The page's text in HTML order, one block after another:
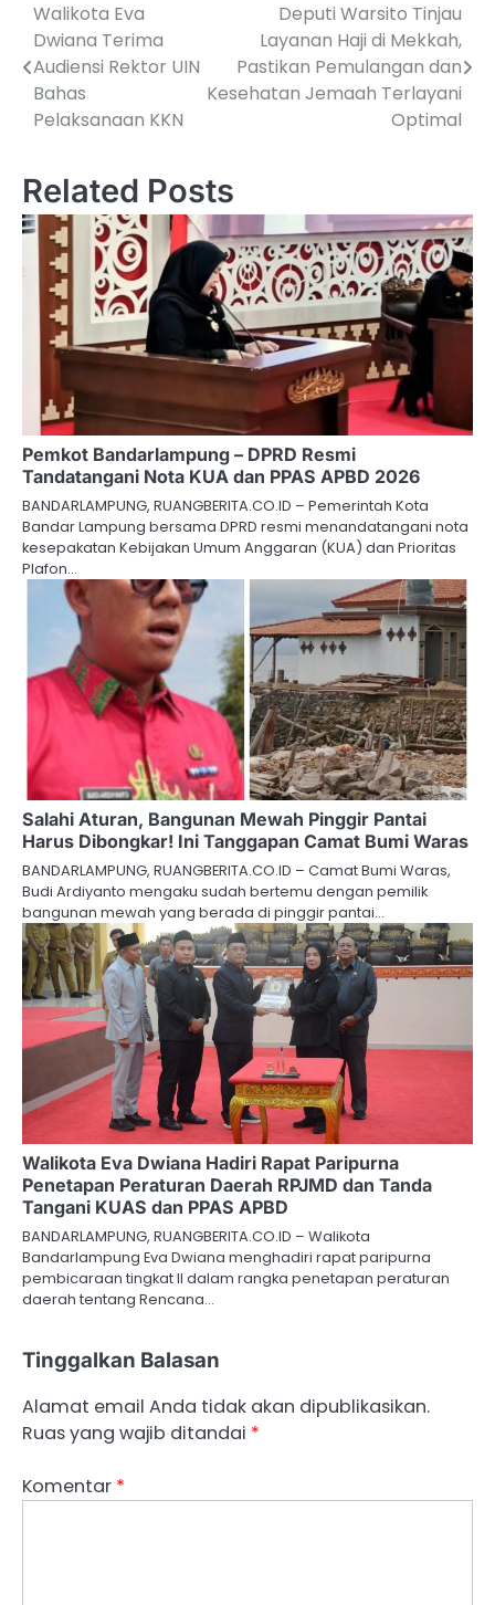
Navigasi
pos
Walikota Eva
Dwiana Terima
Audiensi Rektor UIN
Bahas
Pelaksanaan KKN
Deputi Warsito Tinjau
Layanan Haji di Mekkah,
Pastikan Pemulangan dan
Kesehatan Jemaah Terlayani
Optimal
Related Posts
Pemkot Bandarlampung – DPRD Resmi
Tandatangani Nota KUA dan PPAS APBD 2026
BANDARLAMPUNG, RUANGBERITA.CO.ID – Pemerintah Kota
Bandar Lampung bersama DPRD resmi menandatangani nota
kesepakatan Kebijakan Umum Anggaran (KUA) dan Prioritas
Plafon…
Salahi Aturan, Bangunan Mewah Pinggir Pantai
Harus Dibongkar! Ini Tanggapan Camat Bumi Waras
BANDARLAMPUNG, RUANGBERITA.CO.ID – Camat Bumi Waras,
Budi Ardiyanto mengaku sudah bertemu dengan pemilik
bangunan mewah yang berada di pinggir pantai…
Walikota Eva Dwiana Hadiri Rapat Paripurna
Penetapan Peraturan Daerah RPJMD dan Tanda
Tangani KUAS dan PPAS APBD
BANDARLAMPUNG, RUANGBERITA.CO.ID – Walikota
Bandarlampung Eva Dwiana menghadiri rapat paripurna
pembicaraan tingkat II dalam rangka penetapan peraturan
daerah tentang Rencana…
Tinggalkan Balasan
Alamat email Anda tidak akan dipublikasikan.
Ruas yang wajib ditandai *
Komentar *